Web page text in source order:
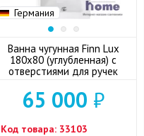
Германия
Ванна чугунная Finn Lux
180x80 (углубленная) с
отверстиями для ручек
65 000 ₽
Код товара: 33103